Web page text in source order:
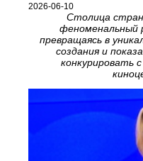
2026-06-10
Столица
феноменальный
превращаясь в
создания и
конкурировать